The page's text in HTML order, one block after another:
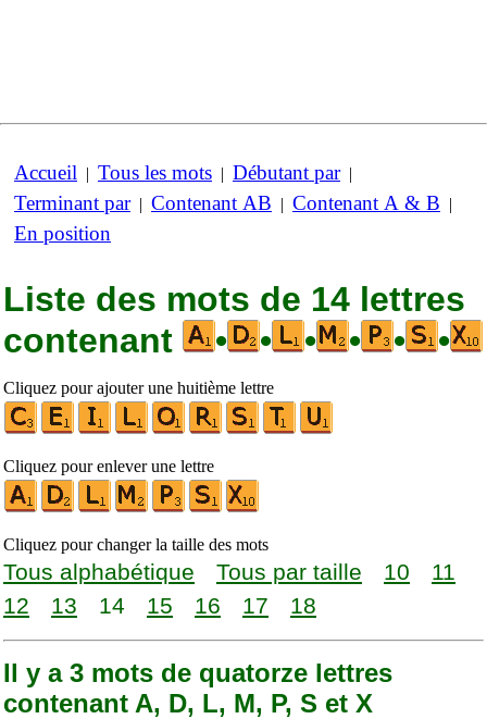
Accueil | Tous les mots | Débutant par|
Terminant par| Contenant AB | Contenant A & B |
En position
Liste des mots de 14 lettres
contenant
• • • • • •
Cliquez pour ajouter une huitième lettre
Cliquez pour enlever une lettre
Cliquez pour changer la taille des mots
Tous alphabétique Tous par taille 10
11
12
13 14 15 16 17 18
Il y a 3 mots de quatorze lettres
contenant A, D, L, M, P, S et X